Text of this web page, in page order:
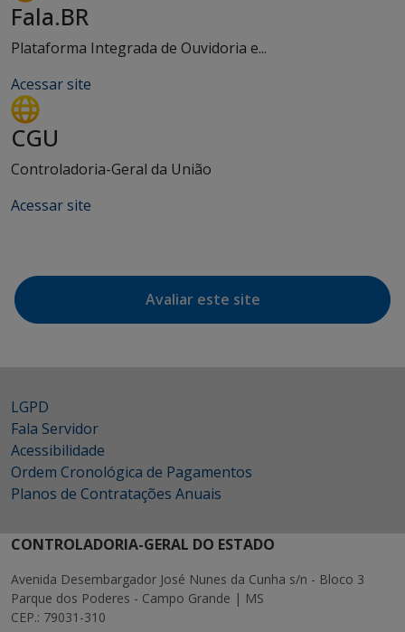
Fala.BR
Plataforma Integrada de Ouvidoria e...
Acessar site
CGU
Controladoria-Geral da União
Acessar site
Avaliar este site
LGPD
Fala Servidor
Acessibilidade
Ordem Cronológica de Pagamentos
Planos de Contratações Anuais
CONTROLADORIA-GERAL DO ESTADO
Avenida Desembargador José Nunes da Cunha s/n - Bloco 3
Parque dos Poderes - Campo Grande | MS
CEP.: 79031-310